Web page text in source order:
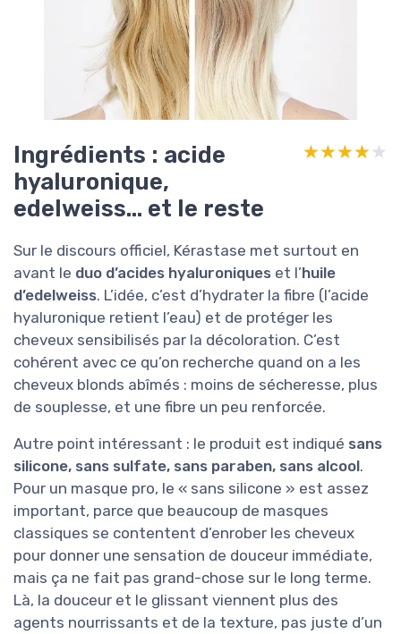
Ingrédients : acide
hyaluronique,
edelweiss… et le reste
★★★★★
★★★★★
Sur le discours officiel, Kérastase met surtout en
avant le duo d’acides hyaluroniques et l’huile
d’edelweiss. L’idée, c’est d’hydrater la fibre (l’acide
hyaluronique retient l’eau) et de protéger les
cheveux sensibilisés par la décoloration. C’est
cohérent avec ce qu’on recherche quand on a les
cheveux blonds abîmés : moins de sécheresse, plus
de souplesse, et une fibre un peu renforcée.
Autre point intéressant : le produit est indiqué sans
silicone, sans sulfate, sans paraben, sans alcool.
Pour un masque pro, le « sans silicone » est assez
important, parce que beaucoup de masques
classiques se contentent d’enrober les cheveux
pour donner une sensation de douceur immédiate,
mais ça ne fait pas grand-chose sur le long terme.
Là, la douceur et le glissant viennent plus des
agents nourrissants et de la texture, pas juste d’un